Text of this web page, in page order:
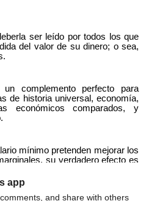
app
and share with others
ser leído por todos los que
del valor de su dinero; o sea,
complemento perfecto para
de historia universal, economía,
económicos comparados, y
mínimo pretenden mejorar los
su verdadero efecto es
excede el salario mínimo del
es el daño que provoca»